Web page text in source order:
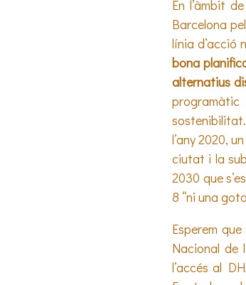
En l’àmbit
Barcelona
línia d’acció
bona
alternatius
l’any 2020,
ciutat i la
2030 que
8 “ni una
Esperem
Nacional de
l’accés al